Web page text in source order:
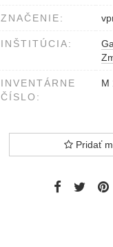
ZNAČENIE:
INŠTITÚCIA:
INVENTÁRNE
ČÍSLO:
M
Pridať